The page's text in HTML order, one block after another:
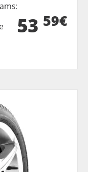
53 59€